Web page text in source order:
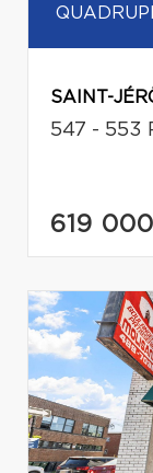
SAINT-
547 - 553
619